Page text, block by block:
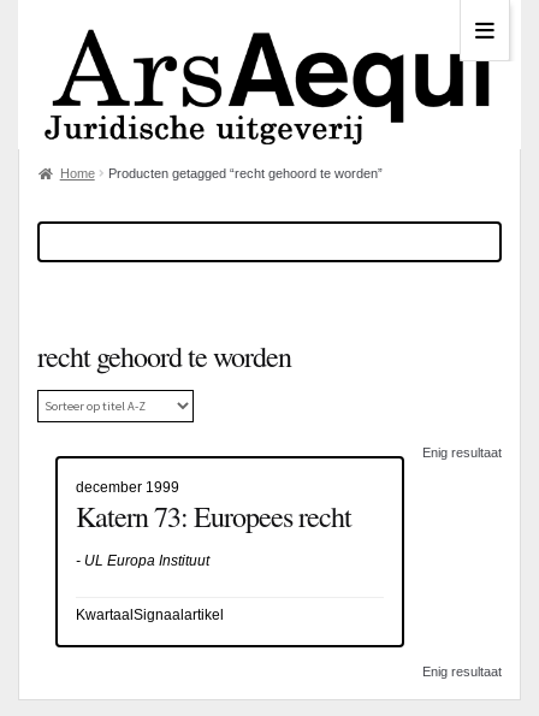
Home Producten getagged “recht gehoord te worden”
recht gehoord te worden
Enig resultaat
december 1999
Katern 73: Europees recht
- UL Europa Instituut
KwartaalSignaalartikel
Enig resultaat